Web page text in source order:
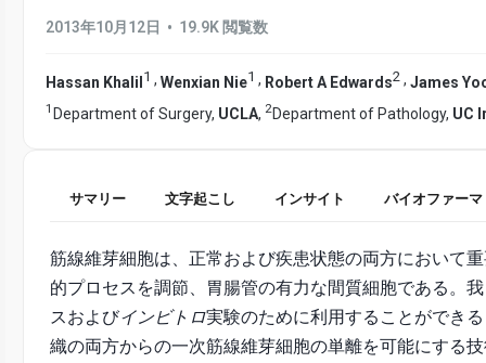
2013年10月12日 • 19.9K 閲覧数
Hassan Khalil 1 , Wenxian Nie1 , Robert A Edwards2 , James
1 Department of Surgery, UCLA, 2Department of Pathology, UC
サマリー 文字起こし インサイト バイオファー
筋線維芽細胞は、正常および疾患状態の両方において
的プロセスを調節、胃腸管の有力な間質細胞である。
スおよびインビトロ実験のために利用することができ
織の両方からの一次筋線維芽細胞の単離を可能にする